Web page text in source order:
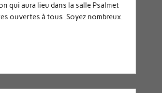
qui aura lieu dans la salle Psalmet
ouvertes à tous .Soyez nombreux.